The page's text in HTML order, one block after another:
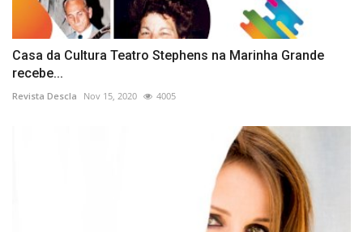
Casa da Cultura Teatro Stephens na Marinha Grande
recebe...
Revista Descla Nov 15, 2020 4005